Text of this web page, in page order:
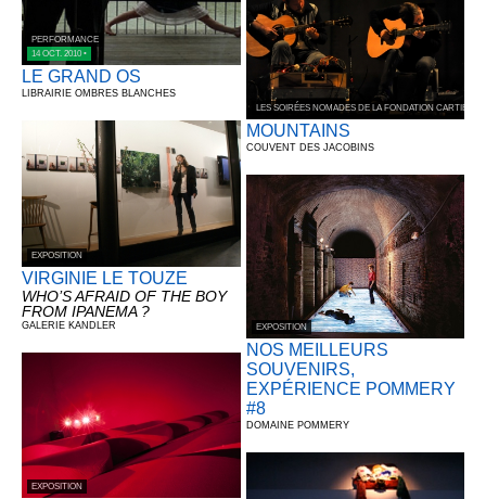
PERFORMANCE
14 OCT. 2010 •
LE GRAND OS
LIBRAIRIE OMBRES BLANCHES
EXPOSITION
VIRGINIE LE TOUZE
WHO’S AFRAID OF THE BOY
FROM IPANEMA ?
GALERIE KANDLER
EXPOSITION
LES SOIRÉES NOMADES DE LA FONDATION CARTIER
MOUNTAINS
COUVENT DES JACOBINS
EXPOSITION
NOS MEILLEURS
SOUVENIRS,
EXPÉRIENCE POMMERY
#8
DOMAINE POMMERY